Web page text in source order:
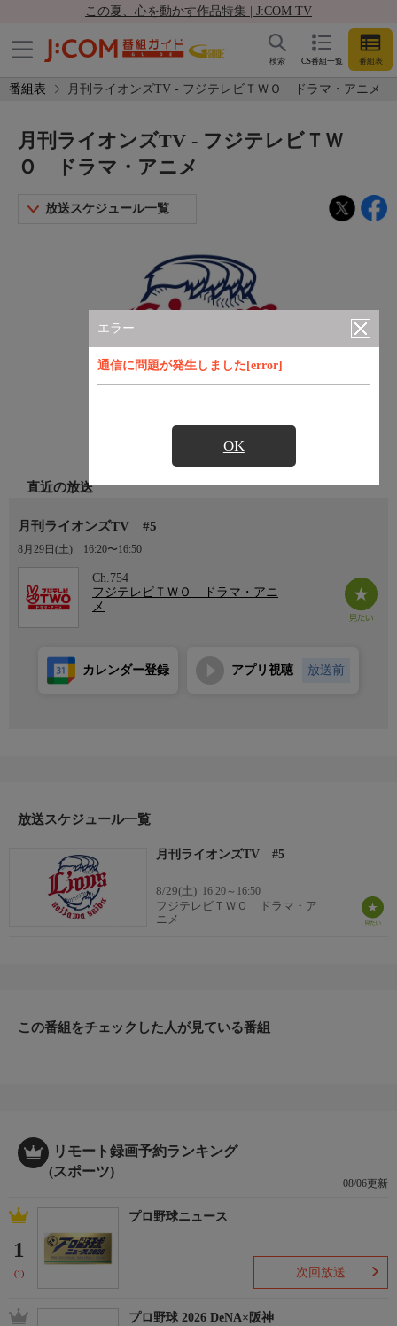
この夏、心を動かす作品特集 | J:COM TV
CS番組一覧 番組表
検索
番組表 月刊ライオンズTV - フジテレビＴＷＯ ドラマ・アニメ
エラー
通信に問題が発生しました[error]
OK
月刊ライオンズTV - フジテレビＴＷ
Ｏ ドラマ・アニメ
放送スケジュール一覧
直近の放送
月刊ライオンズTV #5
8月29日(土) 16:20〜16:50
Ch.754
フジテレビＴＷＯ ドラマ・アニ
メ
カレンダー登録 アプリ視聴 放送前
放送スケジュール一覧
月刊ライオンズTV #5
8/29(土) 16:20～16:50
フジテレビＴＷＯ ドラマ・ア
ニメ
この番組をチェックした人が見ている番組
リモート録画予約ランキング
(スポーツ)
08/06更新
1
(1)
プロ野球ニュース
次回放送
プロ野球 2026 DeNA×阪神